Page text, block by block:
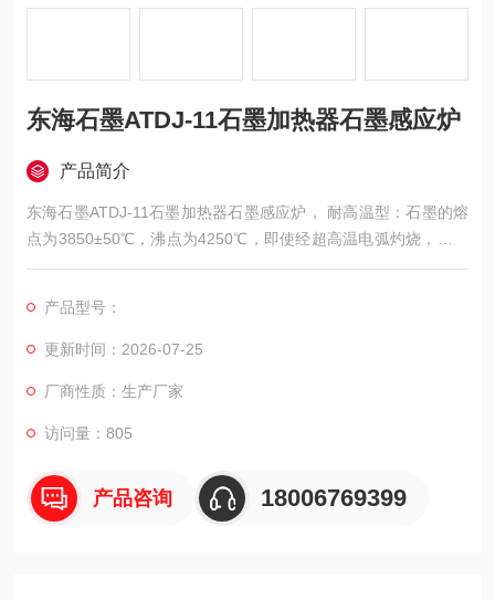
东海石墨ATDJ-11石墨加热器石墨感应炉
产品简介
东海石墨ATDJ-11石墨加热器石墨感应炉， 耐高温型：石墨的熔
点为3850±50℃，沸点为4250℃，即使经超高温电弧灼烧，重量
的损失很小，热膨胀系数也很小。石墨强度随温度提高而加强，
产品型号：
更新时间：2026-07-25
厂商性质：生产厂家
访问量：805
产品咨询 18006769399